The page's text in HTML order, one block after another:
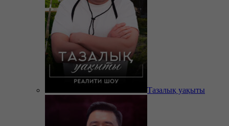
Тазалық уақыты